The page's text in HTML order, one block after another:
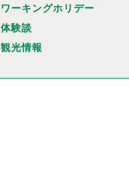
ワーキングホリデー
体験談
観光情報